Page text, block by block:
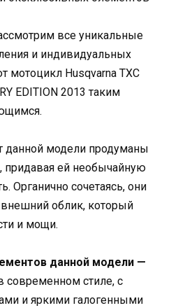
все уникальные
и индивидуальных
мотоцикл Husqvarna TXC
EDITION 2013 таким
данной модели продуманы
придавая ей необычайную
Органично сочетаясь, они
облик, который
и мощи.
данной модели —
стиле, с
и яркими галогенными